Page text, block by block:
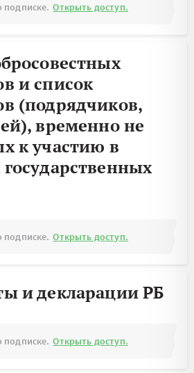
подписке. Открыть доступ.
и список
(подрядчиков,
временно не
к участию в
подписке. Открыть доступ.
и декларации РБ
подписке. Открыть доступ.